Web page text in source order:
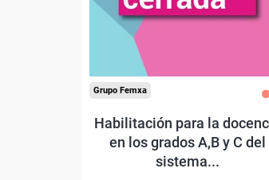
Grupo Femxa
Habilitación para la
en los grados A,B y C del
sistema...